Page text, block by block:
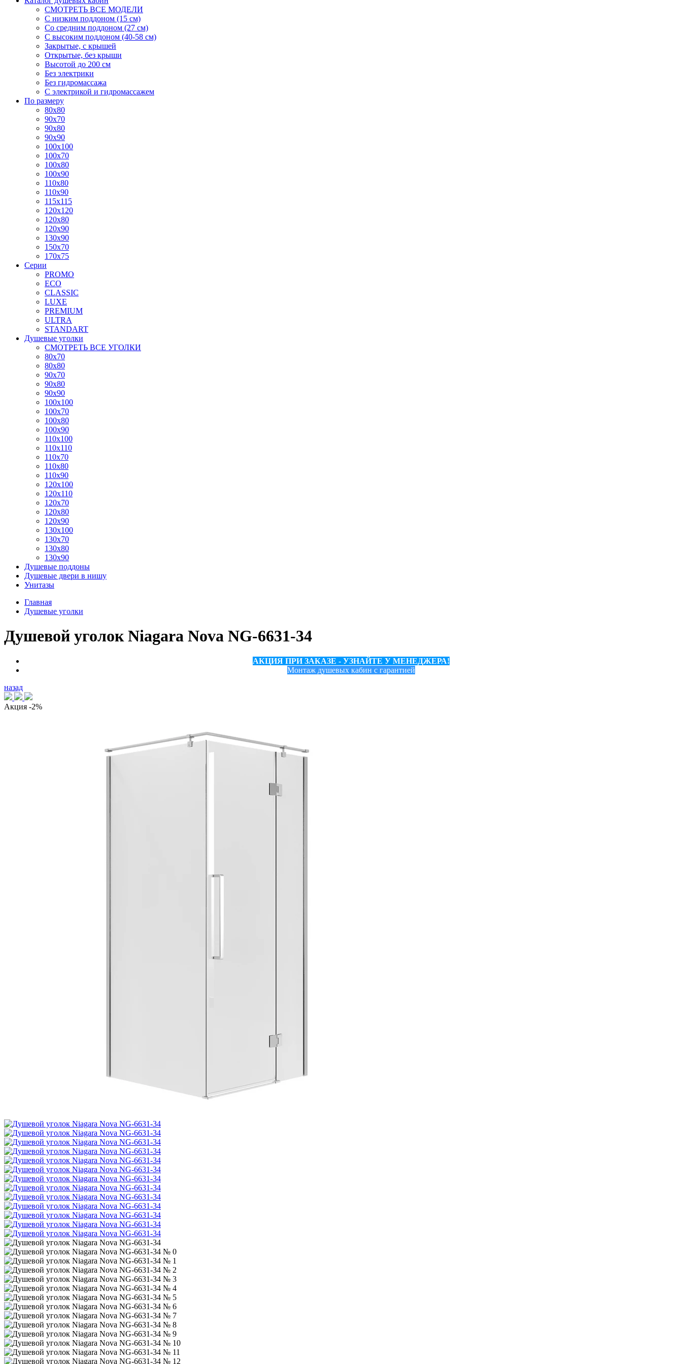
СМОТРЕТЬ ВСЕ МОДЕЛИ
С низким поддоном (15 см)
Со средним поддоном (27 см)
С высоким поддоном (40-58 см)
Закрытые, с крышей
Открытые, без крыши
Высотой до 200 см
Без электрики
Без гидромассажа
С электрикой и гидромассажем
По размеру
80x80
90x70
90x80
90x90
100x100
100x70
100x80
100x90
110x80
110x90
115x115
120x120
120x80
120x90
130x90
150x70
170x75
Серии
PROMO
ECO
CLASSIC
LUXE
PREMIUM
ULTRA
STANDART
Душевые уголки
СМОТРЕТЬ ВСЕ УГОЛКИ
80x70
80x80
90x70
90x80
90x90
100x100
100x70
100x80
100x90
110x100
110x110
110x70
110x80
110x90
120x100
120x110
120x70
120x80
120x90
130x100
130x70
130x80
130x90
Душевые поддоны
Душевые двери в нишу
Унитазы
Главная
Душевые уголки
Душевой уголок Niagara Nova NG-6631-34
АКЦИЯ ПРИ ЗАКАЗЕ - УЗНАЙТЕ У МЕНЕДЖЕРА!
Монтаж душевых кабин с гарантией
назад
Акция -2%